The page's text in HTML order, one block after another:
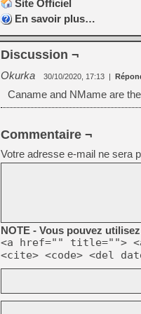
Site Officiel
En savoir plus…
Discussion ¬
Okurka 30/10/2020, 17:13 |
Caname and NMame are
Commentaire ¬
Votre adresse e-mail ne sera
NOTE - Vous pouvez
<a href="" title="">
<cite> <code> <del